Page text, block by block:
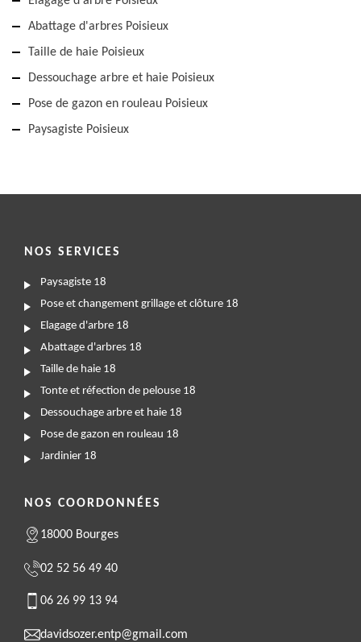
Abattage d'arbres Poisieux
Taille de haie Poisieux
Dessouchage arbre et haie Poisieux
Pose de gazon en rouleau Poisieux
Paysagiste Poisieux
NOS SERVICES
Paysagiste 18
Pose et changement grillage et clôture 18
Elagage d'arbre 18
Abattage d'arbres 18
Taille de haie 18
Tonte et réfection de pelouse 18
Dessouchage arbre et haie 18
Pose de gazon en rouleau 18
Jardinier 18
NOS COORDONNÉES
18000 Bourges
02 52 56 49 40
06 26 99 13 94
davidsozer.entp@gmail.com